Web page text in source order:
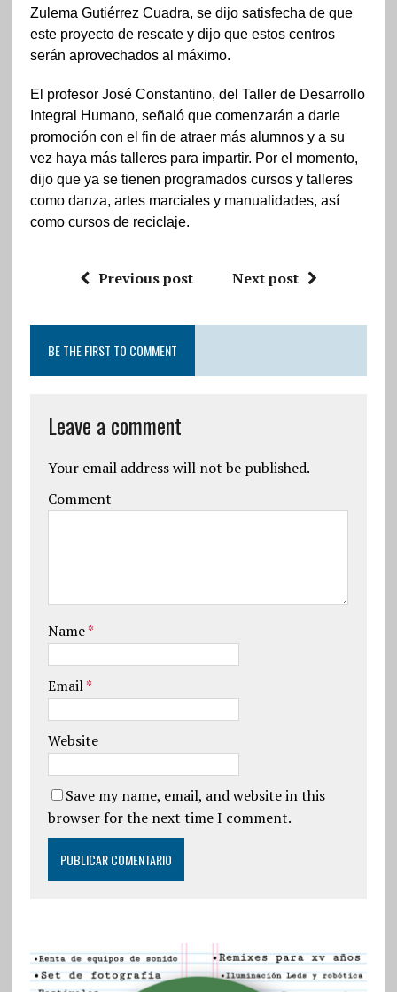
Zulema Gutiérrez Cuadra, se dijo satisfecha de que
este proyecto de rescate y dijo que estos centros
serán aprovechados al máximo.
El profesor José Constantino, del Taller de Desarrollo
Integral Humano, señaló que comenzarán a darle
promoción con el fin de atraer más alumnos y a su
vez haya más talleres para impartir. Por el momento,
dijo que ya se tienen programados cursos y talleres
como danza, artes marciales y manualidades, así
como cursos de reciclaje.
Previous post Next post
BE THE FIRST TO COMMENT
Leave a comment
Your email address will not be published.
Comment
Name*
Email*
Website
Save my name, email, and website in this
browser for the next time I comment.